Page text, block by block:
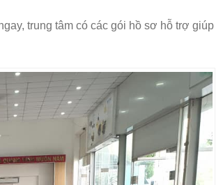
trung tâm có các gói hồ sơ hỗ trợ giúp